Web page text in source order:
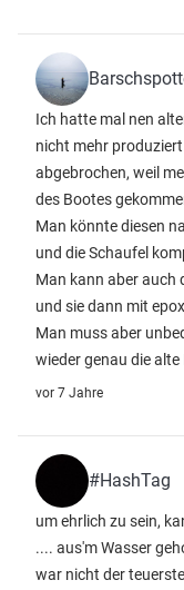
Ich hatte mal nen
nicht mehr
abgebrochen, weil
des Bootes
Man könnte diesen
und die Schaufel
Man kann aber auch
und sie dann mit
Man muss aber
wieder genau die
vor 7 Jahre
#HashTag
um ehrlich zu sein,
.... aus'm Wasser
war nicht der